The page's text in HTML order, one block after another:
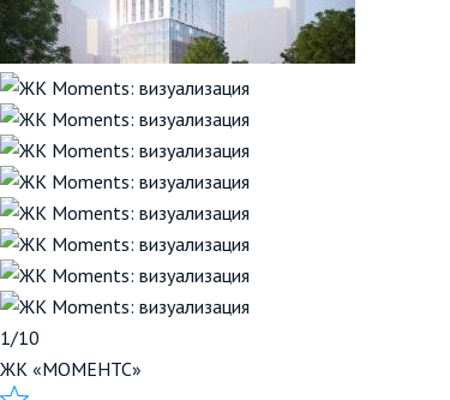
1/10
ЖК «МОМЕНТС»